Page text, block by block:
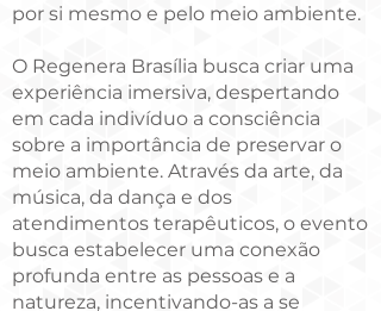
por si mesmo e pelo meio ambiente.
O Regenera Brasília busca criar uma
experiência imersiva, despertando
em cada indivíduo a consciência
sobre a importância de preservar o
meio ambiente. Através da arte, da
música, da dança e dos
atendimentos terapêuticos, o evento
busca estabelecer uma conexão
profunda entre as pessoas e a
natureza, incentivando-as a se